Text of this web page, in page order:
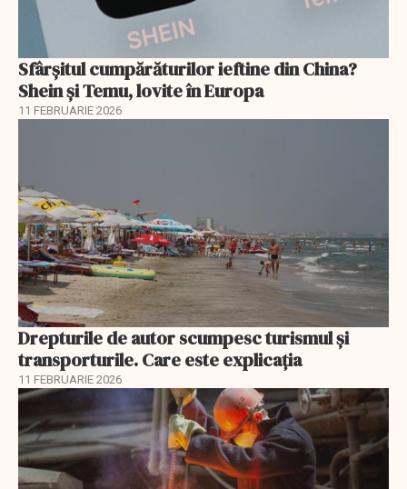
Sfârșitul cumpărăturilor ieftine din China?
Shein și Temu, lovite în Europa
11 FEBRUARIE 2026
Drepturile de autor scumpesc turismul și
transporturile. Care este explicația
11 FEBRUARIE 2026